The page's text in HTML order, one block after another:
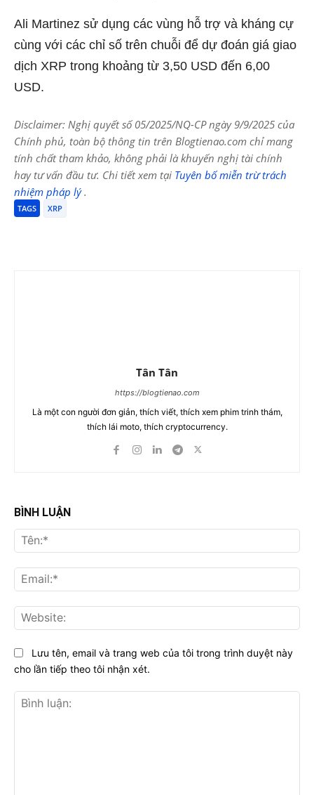
Ali Martinez sử dụng các vùng hỗ trợ và kháng cự
cùng với các chỉ số trên chuỗi để dự đoán giá giao
dịch XRP trong khoảng từ 3,50 USD đến 6,00
USD.
Disclaimer: Nghị quyết số 05/2025/NQ-CP ngày 9/9/2025 của
Chính phủ, toàn bộ thông tin trên Blogtienao.com chỉ mang
tính chất tham khảo, không phải là khuyến nghị tài chính
hay tư vấn đầu tư. Chi tiết xem tại Tuyên bố miễn trừ trách
nhiệm pháp lý.
TAGS XRP
Tân Tân
https://blogtienao.com
Là một con người đơn giản, thích viết, thích xem phim trinh thám,
thích lái moto, thích cryptocurrency.
BÌNH LUẬN
Lưu tên, email và trang web của tôi trong trình duyệt này
cho lần tiếp theo tôi nhận xét.